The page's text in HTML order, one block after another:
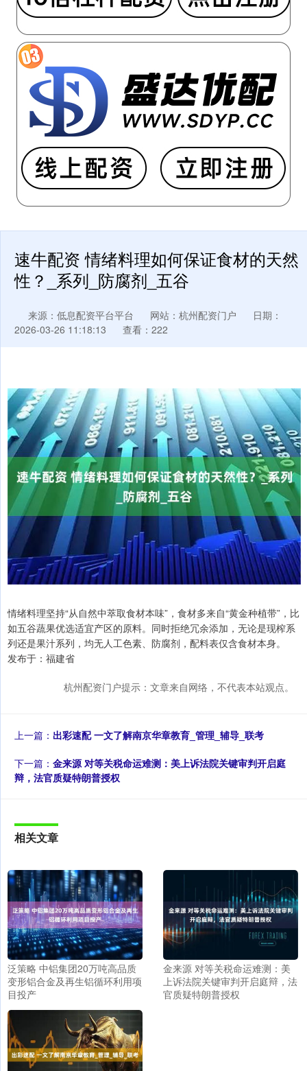
速牛配资 情绪料理如何保证食材的天然
性？_系列_防腐剂_五谷
来源：低息配资平台平台 网站：杭州配资门户
日期：
2026-03-26 11:18:13
查看：222
情绪料理坚持“从自然中萃取食材本味”，食材多来自“黄金种植带”，比
如五谷蔬果优选适宜产区的原料。同时拒绝冗余添加，无论是现榨系
列还是果汁系列，均无人工色素、防腐剂，配料表仅含食材本身。
发布于：福建省
杭州配资门户提示：文章来自网络，不代表本站观点。
上一篇： 出彩速配 一文了解南京华章教育_管理_辅导_联考
下一篇： 金来源 对等关税命运难测：美上诉法院关键审判开启庭
辩，法官质疑特朗普授权
相关文章
泛策略 中铝集团20万吨高品质
变形铝合金及再生铝循环利用项
目投产
金来源 对等关税命运难测：美
上诉法院关键审判开启庭辩，法
官质疑特朗普授权